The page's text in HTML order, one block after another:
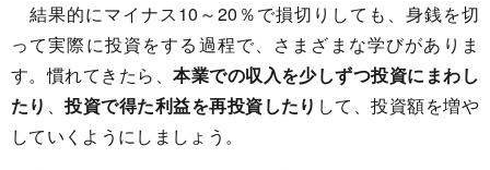
結果的にマイナス10～20％で損切りしても、身銭を切
って実際に投資をする過程で、さまざまな学びがありま
す。慣れてきたら、本業での収入を少しずつ投資にまわし
たり 、投資で得た利益を再投資したり して、投資額を増や
していくようにしましょう。